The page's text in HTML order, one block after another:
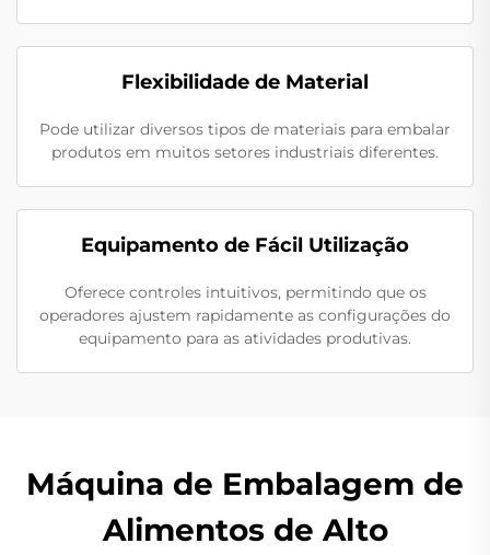
Flexibilidade de Material
Pode utilizar diversos tipos de materiais para embalar
produtos em muitos setores industriais diferentes.
Equipamento de Fácil Utilização
Oferece controles intuitivos, permitindo que os
operadores ajustem rapidamente as configurações do
equipamento para as atividades produtivas.
Máquina de Embalagem de
Alimentos de Alto